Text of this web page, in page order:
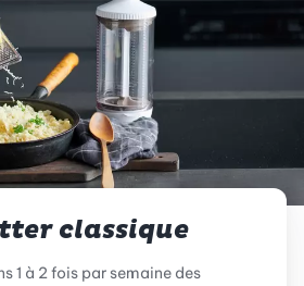
classique
1 à 2 fois par semaine des